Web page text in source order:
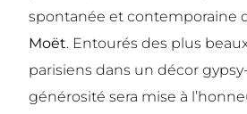
spontanée et contemporaine
Moët. Entourés des plus
parisiens dans un décor
générosité sera mise à